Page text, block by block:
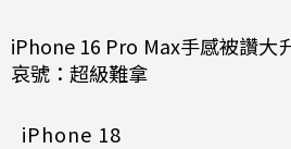
iPhone 16 Pro Max手感被讚大
哀號：超級難拿
iPhone 18